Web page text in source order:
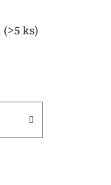
(>5 ks)